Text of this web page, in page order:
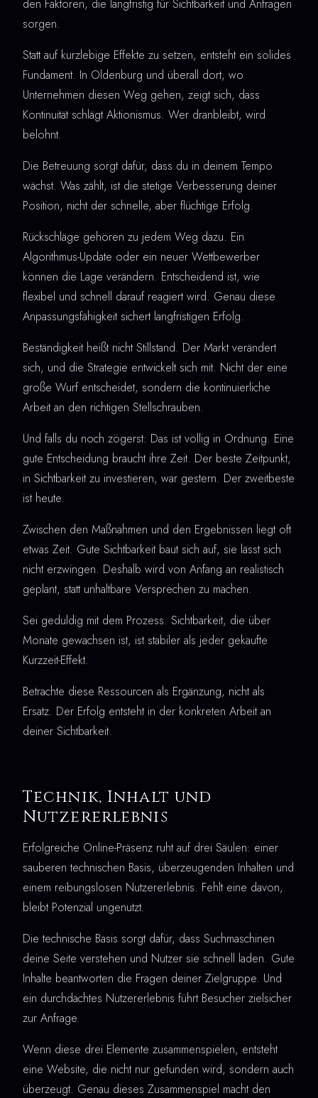
den Faktoren, die langfristig für Sichtbarkeit und Anfragen
sorgen.
Statt auf kurzlebige Effekte zu setzen, entsteht ein solides
Fundament. In Oldenburg und überall dort, wo
Unternehmen diesen Weg gehen, zeigt sich, dass
Kontinuität schlägt Aktionismus. Wer dranbleibt, wird
belohnt.
Die Betreuung sorgt dafür, dass du in deinem Tempo
wächst. Was zählt, ist die stetige Verbesserung deiner
Position, nicht der schnelle, aber flüchtige Erfolg.
Rückschläge gehören zu jedem Weg dazu. Ein
Algorithmus-Update oder ein neuer Wettbewerber
können die Lage verändern. Entscheidend ist, wie
flexibel und schnell darauf reagiert wird. Genau diese
Anpassungsfähigkeit sichert langfristigen Erfolg.
Beständigkeit heißt nicht Stillstand. Der Markt verändert
sich, und die Strategie entwickelt sich mit. Nicht der eine
große Wurf entscheidet, sondern die kontinuierliche
Arbeit an den richtigen Stellschrauben.
Und falls du noch zögerst: Das ist völlig in Ordnung. Eine
gute Entscheidung braucht ihre Zeit. Der beste Zeitpunkt,
in Sichtbarkeit zu investieren, war gestern. Der zweitbeste
ist heute.
Zwischen den Maßnahmen und den Ergebnissen liegt oft
etwas Zeit. Gute Sichtbarkeit baut sich auf, sie lässt sich
nicht erzwingen. Deshalb wird von Anfang an realistisch
geplant, statt unhaltbare Versprechen zu machen.
Sei geduldig mit dem Prozess. Sichtbarkeit, die über
Monate gewachsen ist, ist stabiler als jeder gekaufte
Kurzzeit-Effekt.
Betrachte diese Ressourcen als Ergänzung, nicht als
Ersatz. Der Erfolg entsteht in der konkreten Arbeit an
deiner Sichtbarkeit.
Technik, Inhalt und
Nutzererlebnis
Erfolgreiche Online-Präsenz ruht auf drei Säulen: einer
sauberen technischen Basis, überzeugenden Inhalten und
einem reibungslosen Nutzererlebnis. Fehlt eine davon,
bleibt Potenzial ungenutzt.
Die technische Basis sorgt dafür, dass Suchmaschinen
deine Seite verstehen und Nutzer sie schnell laden. Gute
Inhalte beantworten die Fragen deiner Zielgruppe. Und
ein durchdachtes Nutzererlebnis führt Besucher zielsicher
zur Anfrage.
Wenn diese drei Elemente zusammenspielen, entsteht
eine Website, die nicht nur gefunden wird, sondern auch
überzeugt. Genau dieses Zusammenspiel macht den